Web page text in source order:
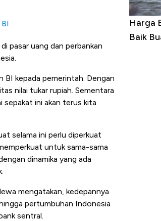
BI
pasar uang dan perbankan
BI kepada pemerintah. Dengan
nilai tukar rupiah. Sementara
sepakat ini akan terus kita
selama ini perlu diperkuat
untuk sama-sama
dinamika yang ada
mengatakan, kedepannya
pertumbuhan Indonesia
sentral.
Harga Batu Bara Bangkit,
Baik Buat Pengusaha RI